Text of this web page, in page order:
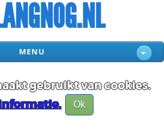
MENU
gebruikt van cookies.
Ok